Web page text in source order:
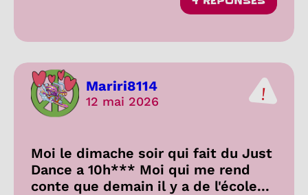
Mariri8114
12 mai 2026
Moi le dimache soir qui fait du Just
Dance a 10h*** Moi qui me rend
conte que demain il y a de l'école...